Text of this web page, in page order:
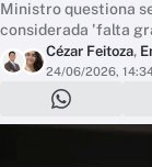
Ministro questiona
considerada 'falta
Cézar Feitoza,
24/06/2026,